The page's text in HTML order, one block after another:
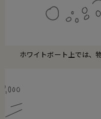
ホワイトボート上では、